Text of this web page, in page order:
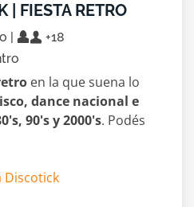
| FIESTA RETRO
|
+18
en la que suena lo
dance nacional e
90's y 2000's. Podés
Discotick